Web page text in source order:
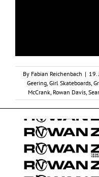
By Fabian Reichenbach | 19.
Geering, Girl Skateboards,
McCrank Rowan Davis